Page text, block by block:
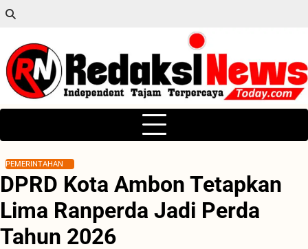
Skip
content
PEMERINTAHAN
DPRD Kota Ambon Tetapkan
Lima Ranperda Jadi Perda
Tahun 2026